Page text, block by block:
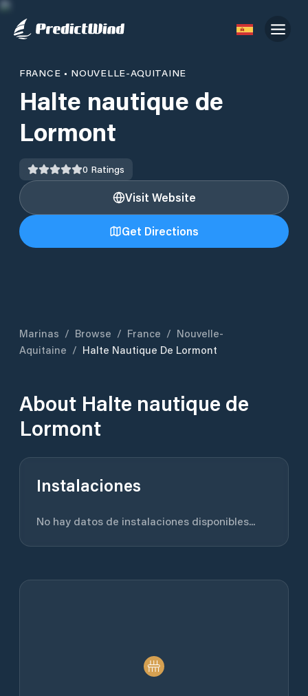
FRANCE • NOUVELLE-AQUITAINE
Halte nautique de
Lormont
0 Ratings
Visit Website
Get Directions
Marinas / Browse / France / Nouvelle-
Aquitaine / Halte Nautique De Lormont
About Halte nautique de
Lormont
Instalaciones
No hay datos de instalaciones disponibles...